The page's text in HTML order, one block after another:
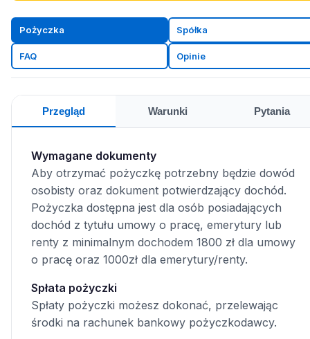
Pożyczka Spółka
FAQ Opinie
Przegląd Warunki Pytania
Wymagane dokumenty
Aby otrzymać pożyczkę potrzebny będzie dowód
osobisty oraz dokument potwierdzający dochód.
Pożyczka dostępna jest dla osób posiadających
dochód z tytułu umowy o pracę, emerytury lub
renty z minimalnym dochodem 1800 zł dla umowy
o pracę oraz 1000zł dla emerytury/renty.
Spłata pożyczki
Spłaty pożyczki możesz dokonać, przelewając
środki na rachunek bankowy pożyczkodawcy.